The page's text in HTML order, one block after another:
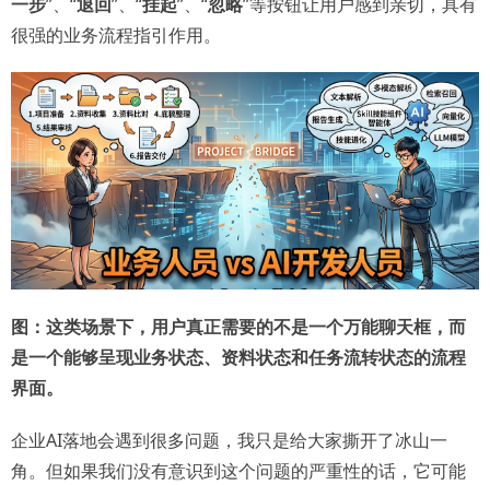
很强的业务流程指引作用。
图：这类场景下，用户真正需要的不是一个万能聊天框，而
是一个能够呈现业务状态、资料状态和任务流转状态的流程
界面。
企业AI落地会遇到很多问题，我只是给大家撕开了冰山一
角。但如果我们没有意识到这个问题的严重性的话，它可能